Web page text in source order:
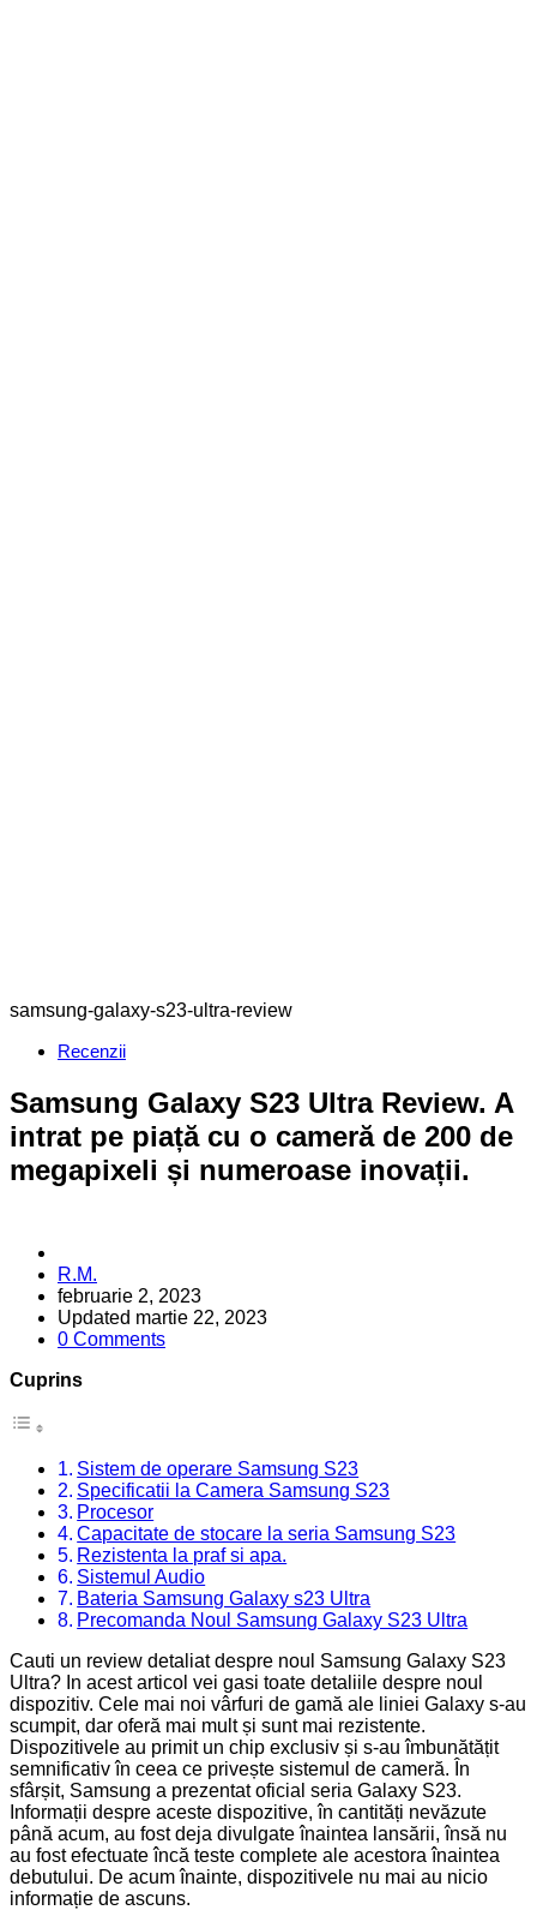
samsung-galaxy-s23-ultra-review
Categories
Recenzii
Samsung Galaxy S23 Ultra Review. A
intrat pe piață cu o cameră de 200 de
megapixeli și numeroase inovații.
Posted
by
R.M.
februarie 2, 2023
Updated martie 22, 2023
0 Comments
Cuprins
Sistem de operare Samsung S23
Specificatii la Camera Samsung S23
Procesor
Capacitate de stocare la seria Samsung S23
Rezistenta la praf si apa.
Sistemul Audio
Bateria Samsung Galaxy s23 Ultra
Precomanda Noul Samsung Galaxy S23 Ultra
Cauti un review detaliat despre noul Samsung Galaxy S23
Ultra? In acest articol vei gasi toate detaliile despre noul
dispozitiv. Cele mai noi vârfuri de gamă ale liniei Galaxy s-au
scumpit, dar oferă mai mult și sunt mai rezistente.
Dispozitivele au primit un chip exclusiv și s-au îmbunătățit
semnificativ în ceea ce privește sistemul de cameră. În
sfârșit, Samsung a prezentat oficial seria Galaxy S23.
Informații despre aceste dispozitive, în cantități nevăzute
până acum, au fost deja divulgate înaintea lansării, însă nu
au fost efectuate încă teste complete ale acestora înaintea
debutului. De acum înainte, dispozitivele nu mai au nicio
informație de ascuns.